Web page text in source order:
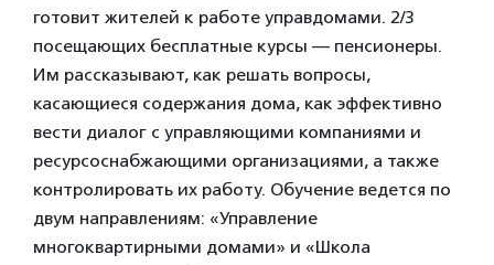
готовит жителей к работе управдомами. 2/3
посещающих бесплатные курсы — пенсионеры.
Им рассказывают, как решать вопросы,
касающиеся содержания дома, как эффективно
вести диалог с управляющими компаниями и
ресурсоснабжающими организациями, а также
контролировать их работу. Обучение ведется по
двум направлениям: «Управление
многоквартирными домами» и «Школа